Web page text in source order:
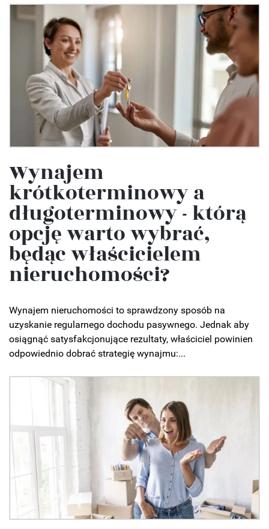
Wynajem
krótkoterminowy a
długoterminowy - którą
opcję warto wybrać,
będąc właścicielem
nieruchomości?
Wynajem nieruchomości to sprawdzony sposób na
uzyskanie regularnego dochodu pasywnego. Jednak aby
osiągnąć satysfakcjonujące rezultaty, właściciel powinien
odpowiednio dobrać strategię wynajmu:...